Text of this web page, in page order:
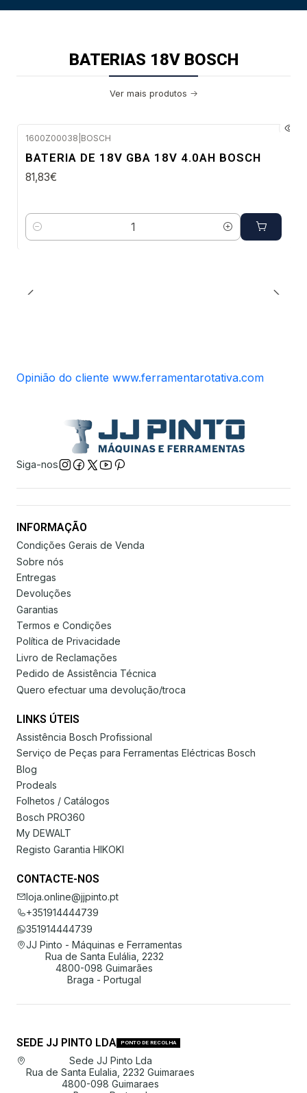
BATERIAS 18V BOSCH
Ver mais produtos
1600Z00038 BOSCH
BATERIA DE 18V GBA 18V 4.0AH BOSCH
81,83€
Quantidade
Opinião do cliente www.ferramentarotativa.com
Siga-nos
INFORMAÇÃO
Condições Gerais de Venda
Sobre nós
Entregas
Devoluções
Garantias
Termos e Condições
Política de Privacidade
Livro de Reclamações
Pedido de Assistência Técnica
Quero efectuar uma devolução/troca
LINKS ÚTEIS
Assistência Bosch Profissional
Serviço de Peças para Ferramentas Eléctricas Bosch
Blog
Prodeals
Folhetos / Catálogos
Bosch PRO360
My DEWALT
Registo Garantia HIKOKI
CONTACTE-NOS
loja.online@jjpinto.pt
+351914444739
351914444739
JJ Pinto - Máquinas e Ferramentas
Rua de Santa Eulália, 2232
4800-098 Guimarães
Braga - Portugal
SEDE JJ PINTO LDA PONTO DE RECOLHA
Sede JJ Pinto Lda
Rua de Santa Eulalia, 2232 Guimaraes
4800-098 Guimaraes